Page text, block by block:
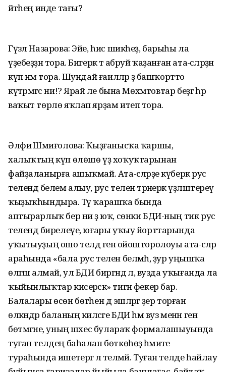
әйтәһең инде тағы?
Гүзәл Назарова: Эйе, һис шикһеҙ, барыһы ла
үҙебеҙҙән тора. Бигерәк тә абруй ҡаҙанған ата-әсәләрҙән
күп нәмә тора. Шундай ғаиләләр ҙә башҡортто
күтәрмәгәс ни!? Ярай әле бына Мөхәмәтовтар беҙгә һәр
ваҡыт төрлө яҡлап ярҙам итеп тора.
Әлфиә Шәмиғолова: Ҡыҙғанысҡа ҡаршы,
халыҡтың күп өлөшө үҙ хоҡуҡтарынан
файҙаланырға ашыҡмай. Ата-әсәләрҙе күберәк рус
телендә белем алыу, рус телен тәрәнерәк үҙләштереү
ҡыҙыҡһындыра. Тәү ҡарашҡа бында
аптырарлыҡ бер ни ҙә юҡ, сөнки БДИ-ның тик рус
телендә бирелеүе, юғары уҡыу йорттарында
уҡытыуҙың ошо телдә генә ойошторолоуы ата-әсәләр
араһында «бала рус телен белмәһә, ҙур уңышҡа
өлгәшә алмай, ул БДИ биргәндә лә, вузда уҡығанда ла
ҡыйынлыҡтар кисерәсәк» тигән фекер бар.
Балалары өсөн бөтәһен дә эшләргә әҙер торған
өлкәндәр баланың киләсәге БДИ һәм вуз менән генә
бөтмәгәне, уның шәхес булараҡ формалашыуында
туған телдең баһалап бөткөһөҙ әһәмиәте
тураһында ишетергә лә теләмәй. Туған телде һайлау